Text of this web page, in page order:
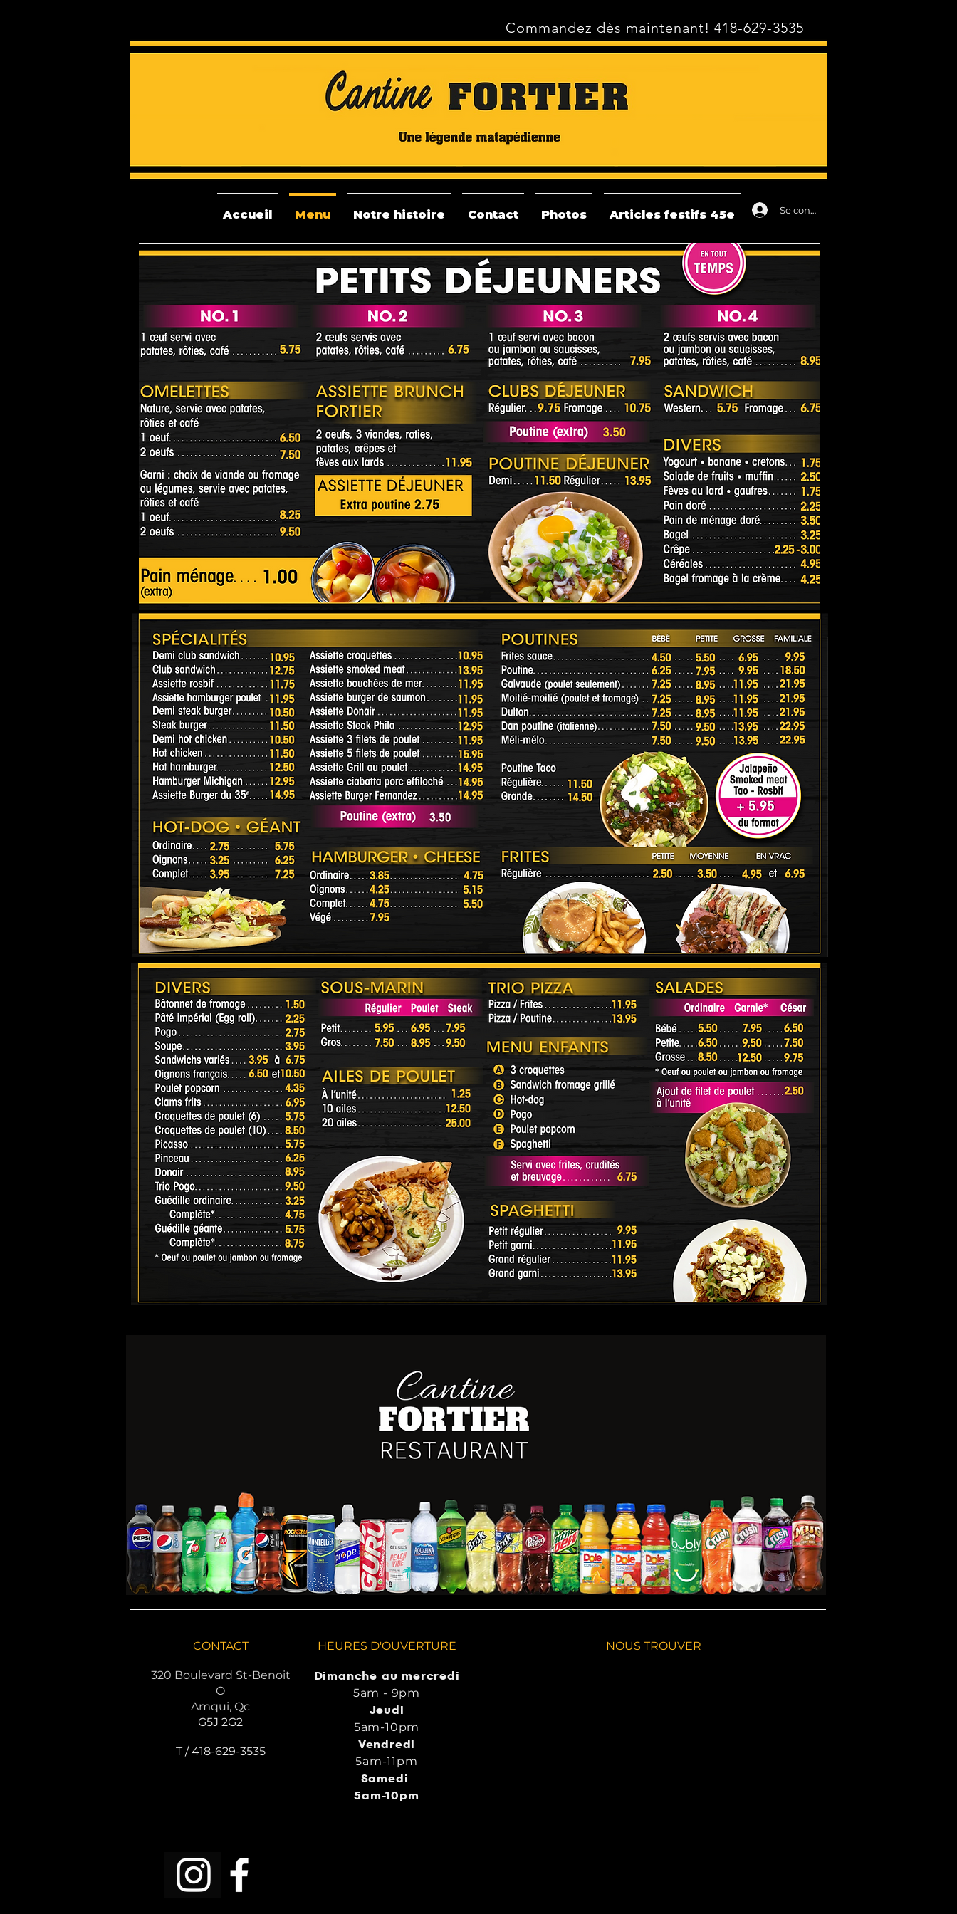
Commandez dès maintenant! 418-629-3535
Se connecter
Accueil Menu Notre histoire Contact Photos Articles festifs 45e
CONTACT
320 Boulevard St-Benoit
O
Amqui, Qc
G5J 2G2
T / 418-629-3535
HEURES D'OUVERTURE
Dimanche au mercredi
5am - 9pm
Jeudi
5am-10pm
Vendredi
5am-11pm
Samedi
5am-10pm
NOUS TROUVER